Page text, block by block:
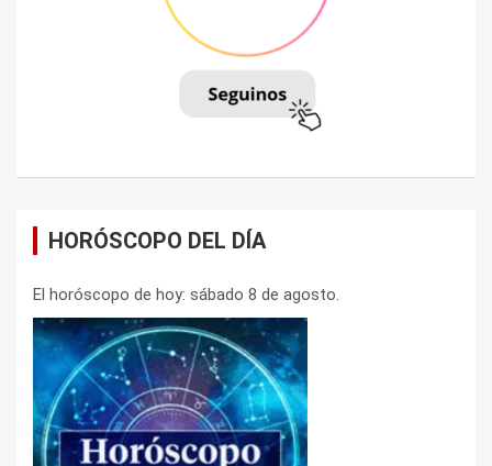
HORÓSCOPO DEL DÍA
El horóscopo de hoy: sábado 8 de agosto.